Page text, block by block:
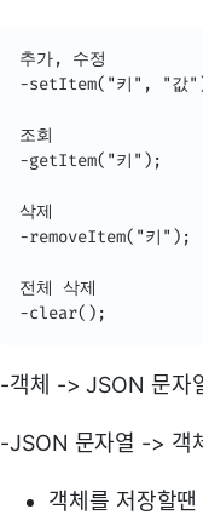
추가, 수정
-setItem("키", "값
조회
-getItem("키");
삭제
-removeItem("키");
전체 삭제
-clear();
-객체 -> JSON 문
-JSON 문자열 -> 객
객체를 저장할